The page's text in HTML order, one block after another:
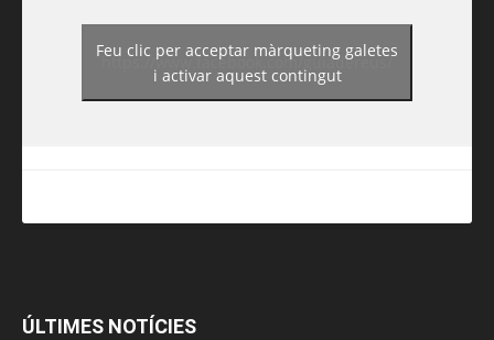
https://www.facebook.com/guiadereus/
Feu clic per acceptar màrqueting galetes
i activar aquest contingut
ÚLTIMES NOTÍCIES